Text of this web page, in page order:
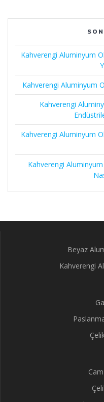
Kahverengi Aluminyum
Kahverengi Aluminyum
Kahverengi
Kahverengi Aluminyum
Kahverengi
Beyaz
Kahverengi